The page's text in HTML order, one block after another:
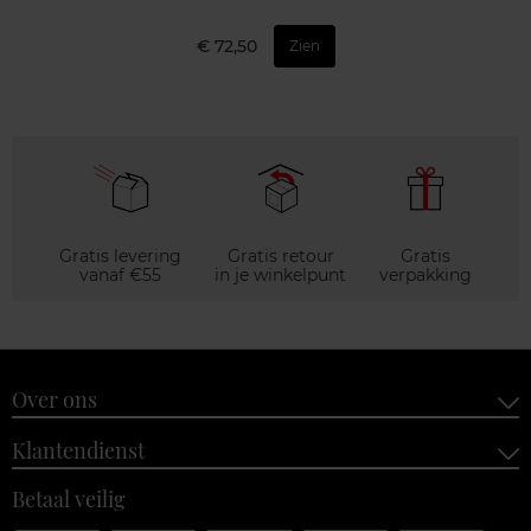
€ 72,50 Zien
Gratis levering
vanaf €55
Gratis retour
in je winkelpunt
Gratis
verpakking
Over ons
Klantendienst
Betaal veilig